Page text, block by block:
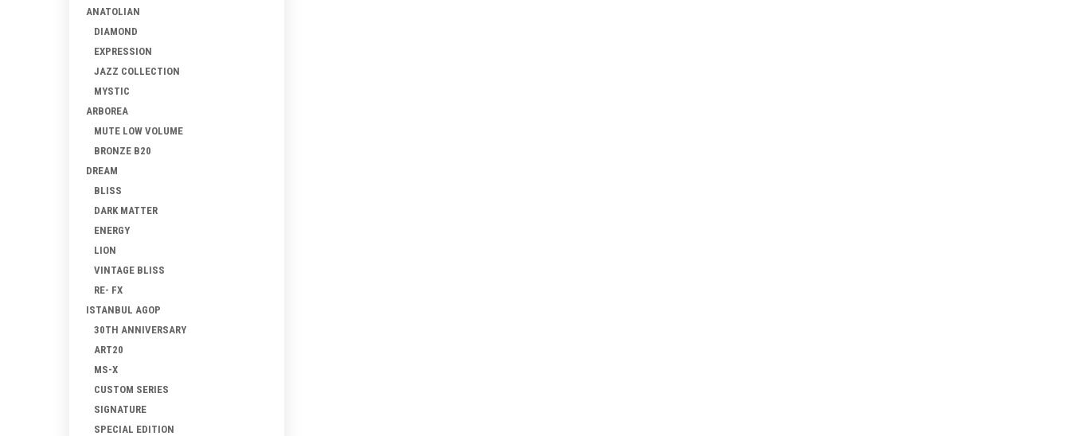
ANATOLIAN
DIAMOND
EXPRESSION
JAZZ COLLECTION
MYSTIC
ARBOREA
MUTE LOW VOLUME
BRONZE B20
DREAM
BLISS
DARK MATTER
ENERGY
LION
VINTAGE BLISS
RE- FX
ISTANBUL AGOP
30TH ANNIVERSARY
ART20
MS-X
CUSTOM SERIES
SIGNATURE
SPECIAL EDITION